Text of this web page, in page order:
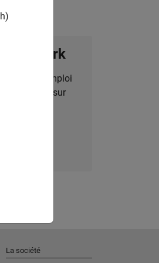
Network
d'emploi
actualités sur
La société